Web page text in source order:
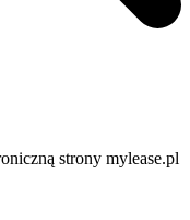
strony mylease.pl